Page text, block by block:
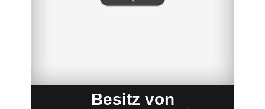
Besitz von